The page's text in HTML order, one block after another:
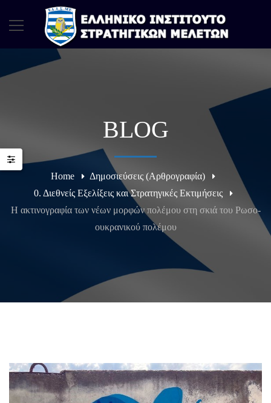
BLOG
Home
Δημοσιεύσεις (Αρθρογραφία)
0. Διεθνείς Εξελίξεις και Στρατηγικές Εκτιμήσεις
Η ακτινογραφία των νέων μορφών πολέμου στη σκιά του Ρωσο-
ουκρανικού πολέμου